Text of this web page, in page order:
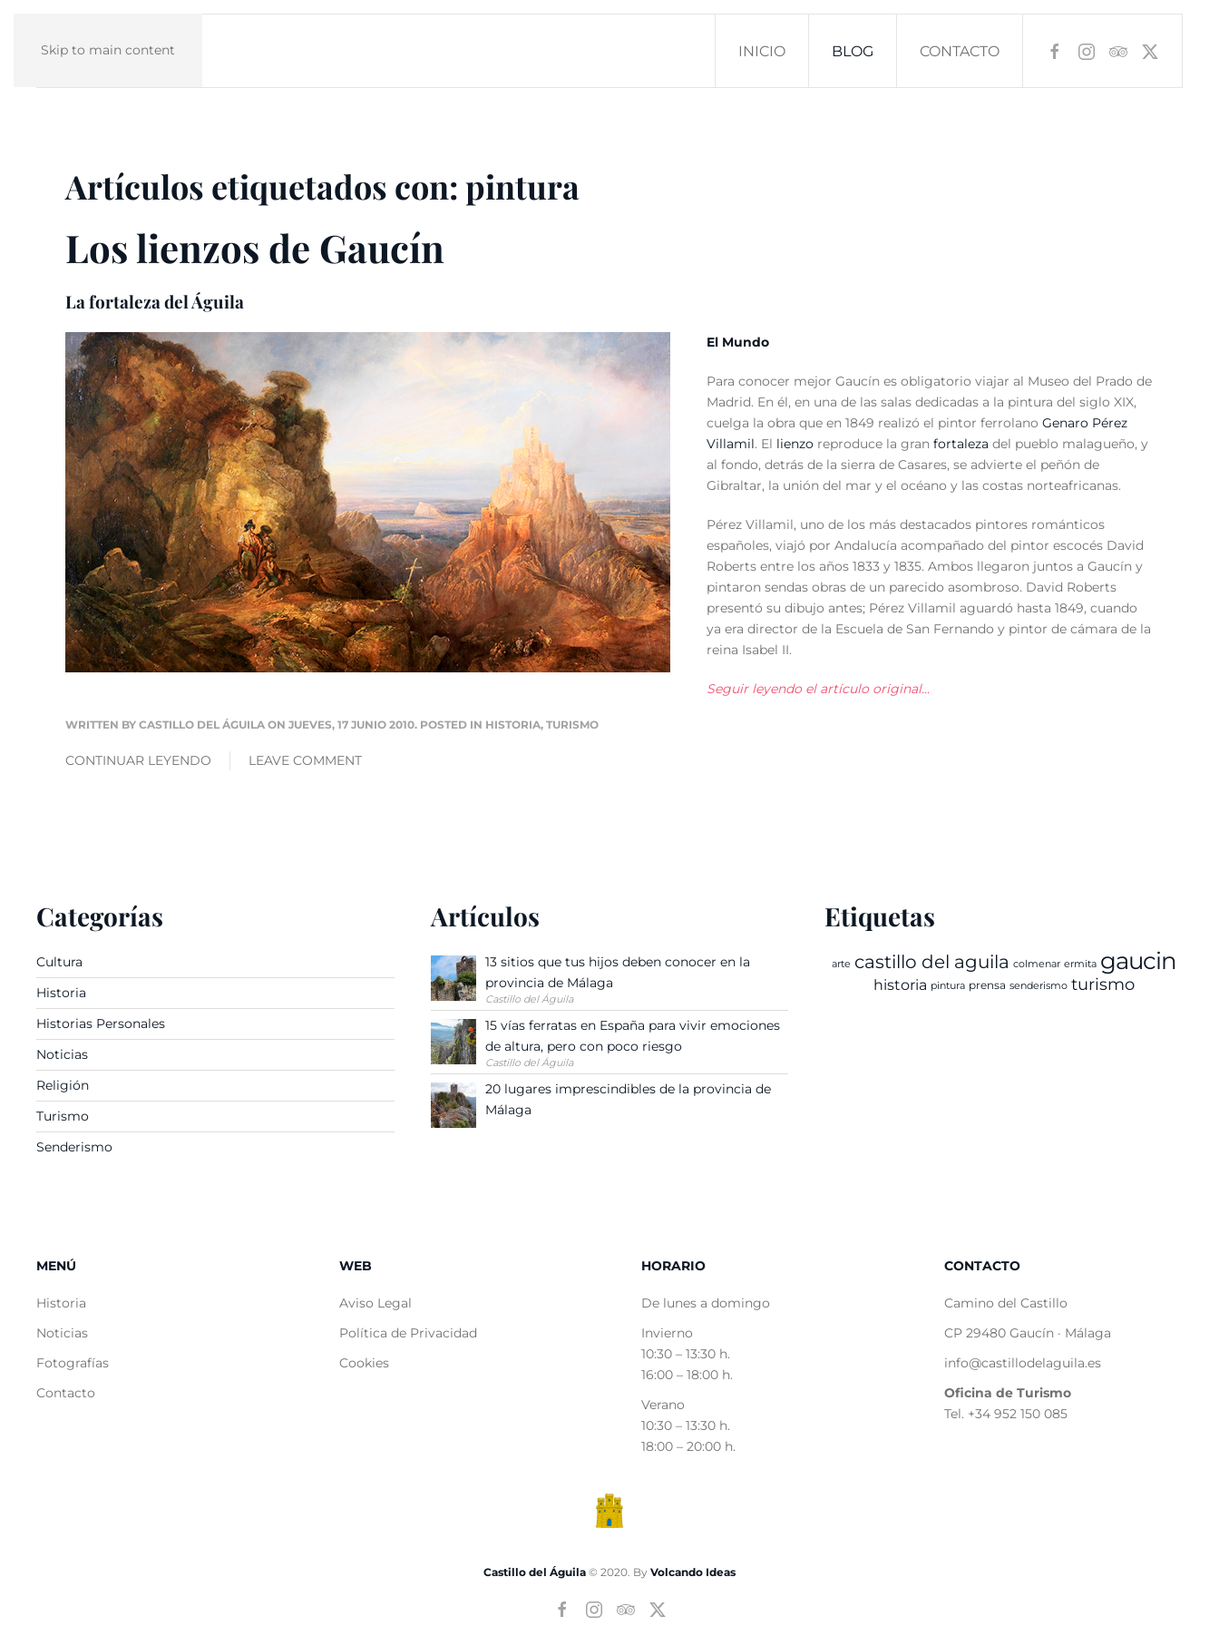
Skip to main content INICIO BLOG CONTACTO
Artículos etiquetados con: pintura
Los lienzos de Gaucín
La fortaleza del Águila
El Mundo
Para conocer mejor Gaucín es obligatorio viajar al Museo del Prado de
Madrid. En él, en una de las salas dedicadas a la pintura del siglo XIX,
cuelga la obra que en 1849 realizó el pintor ferrolano Genaro Pérez
Villamil. El lienzo reproduce la gran fortaleza del pueblo malagueño, y
al fondo, detrás de la sierra de Casares, se advierte el peñón de
Gibraltar, la unión del mar y el océano y las costas norteafricanas.
Pérez Villamil, uno de los más destacados pintores románticos
españoles, viajó por Andalucía acompañado del pintor escocés David
Roberts entre los años 1833 y 1835. Ambos llegaron juntos a Gaucín y
pintaron sendas obras de un parecido asombroso. David Roberts
presentó su dibujo antes; Pérez Villamil aguardó hasta 1849, cuando
ya era director de la Escuela de San Fernando y pintor de cámara de la
reina Isabel II.
Seguir leyendo el artículo original...
WRITTEN BY CASTILLO DEL ÁGUILA ON JUEVES, 17 JUNIO 2010. POSTED IN HISTORIA, TURISMO
CONTINUAR LEYENDO LEAVE COMMENT
Categorías
Cultura
Historia
Historias Personales
Noticias
Religión
Turismo
Senderismo
Artículos
13 sitios que tus hijos deben conocer en la
provincia de Málaga
Castillo del Águila
15 vías ferratas en España para vivir emociones
de altura, pero con poco riesgo
Castillo del Águila
20 lugares imprescindibles de la provincia de
Málaga
Etiquetas
arte castillo del aguila colmenar ermita gaucin
historia pintura prensa senderismo turismo
MENÚ
Historia
Noticias
Fotografías
Contacto
WEB
Aviso Legal
Política de Privacidad
Cookies
HORARIO
De lunes a domingo
Invierno
10:30 – 13:30 h.
16:00 – 18:00 h.
Verano
10:30 – 13:30 h.
18:00 – 20:00 h.
CONTACTO
Camino del Castillo
CP 29480 Gaucín · Málaga
info@castillodelaguila.es
Oficina de Turismo
Tel. +34 952 150 085
Castillo del Águila © 2020. By Volcando Ideas